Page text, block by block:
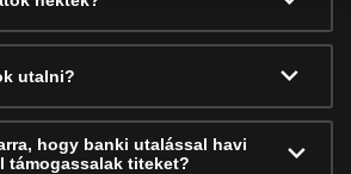
utalni?
hogy banki utalással havi
támogassalak titeket?